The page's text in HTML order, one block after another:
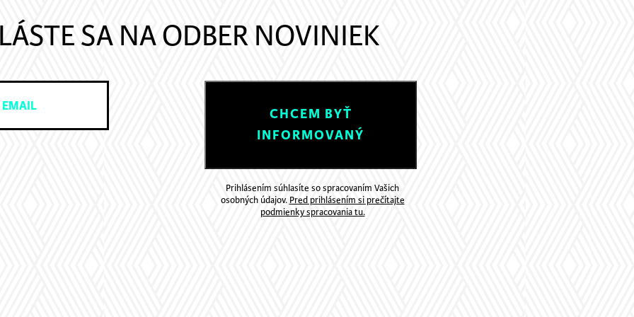
SA NA ODBER NOVINIEK
CHCEM BYŤ
INFORMOVANÝ
Prihlásením súhlasíte so spracovaním Vašich
osobných údajov. Pred prihlásením si prečítajte
podmienky spracovania tu.